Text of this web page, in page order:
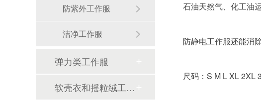
石油天然气、化工油
防静电工作服还能消
尺码：S M L XL 2XL
防紫外工作服
洁净工作服
弹力类工作服
软壳衣和摇粒绒工作服